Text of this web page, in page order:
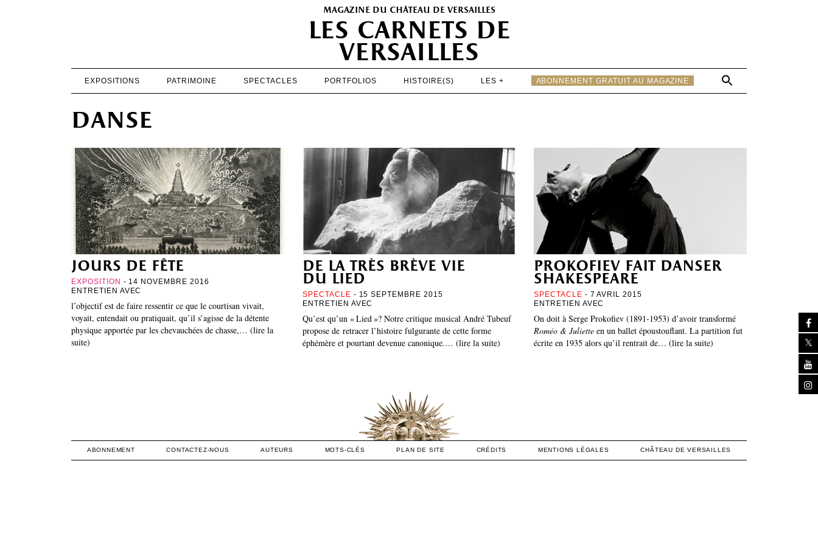
magazine du château de versailles
les carnets de
versailles
EXPOSITIONS PATRIMOINE SPECTACLES PORTFOLIOS HISTOIRE(S) LES + ABONNEMENT GRATUIT AU MAGAZINE
for:
Search Button
SPECTACLES
PORTFOLIOS
HISTOIRE(S)
LES +
ABONNEMENT GRATUIT AU MAGAZINE
danse
jours de fête
EXPOSITION - 14 NOVEMBRE 2016
ENTRETIEN AVEC
l’objectif est de faire ressentir ce que le courtisan vivait,
voyait, entendait ou pratiquait, qu’il s’agisse de la détente
physique apportée par les chevauchées de chasse,… (lire la
suite)
de la très brève vie
du lied
SPECTACLE - 15 SEPTEMBRE 2015
ENTRETIEN AVEC
Qu’est qu’un « Lied »? Notre critique musical André Tubeuf
propose de retracer l’histoire fulgurante de cette forme
éphémère et pourtant devenue canonique.… (lire la suite)
prokofiev fait danser
shakespeare
SPECTACLE - 7 AVRIL 2015
ENTRETIEN AVEC
On doit à Serge Prokofiev (1891-1953) d’avoir transformé
Roméo & Juliette en un ballet époustouflant. La partition fut
écrite en 1935 alors qu’il rentrait de… (lire la suite)
ABONNEMENT CONTACTEZ-NOUS AUTEURS MOTS-CLÉS PLAN DE SITE CRÉDITS MENTIONS LÉGALES CHÂTEAU DE VERSAILLES